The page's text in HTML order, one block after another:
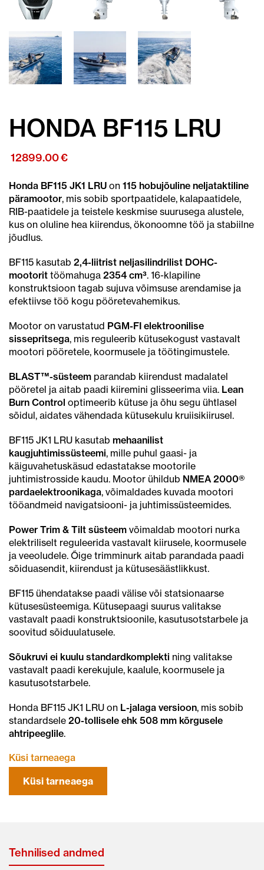
HONDA BF115 LRU
12899.00€
Honda BF115 JK1 LRU on 115 hobujõuline neljataktiline
päramootor, mis sobib sportpaatidele, kalapaatidele,
RIB-paatidele ja teistele keskmise suurusega alustele,
kus on oluline hea kiirendus, ökonoomne töö ja stabiilne
jõudlus.
BF115 kasutab 2,4-liitrist neljasilindrilist DOHC-
mootorit töömahuga 2354 cm³. 16-klapiline
konstruktsioon tagab sujuva võimsuse arendamise ja
efektiivse töö kogu pööretevahemikus.
Mootor on varustatud PGM-FI elektroonilise
sissepritsega, mis reguleerib kütusekogust vastavalt
mootori pööretele, koormusele ja töötingimustele.
BLAST™-süsteem parandab kiirendust madalatel
pööretel ja aitab paadi kiiremini glisseerima viia. Lean
Burn Control optimeerib kütuse ja õhu segu ühtlasel
sõidul, aidates vähendada kütusekulu kruiisikiirusel.
BF115 JK1 LRU kasutab mehaanilist
kaugjuhtimissüsteemi, mille puhul gaasi- ja
käiguvahetuskäsud edastatakse mootorile
juhtimistrosside kaudu. Mootor ühildub NMEA 2000®
pardaelektroonikaga, võimaldades kuvada mootori
tööandmeid navigatsiooni- ja juhtimissüsteemides.
Power Trim & Tilt süsteem võimaldab mootori nurka
elektriliselt reguleerida vastavalt kiirusele, koormusele
ja veeoludele. Õige trimminurk aitab parandada paadi
sõiduasendit, kiirendust ja kütusesäästlikkust.
BF115 ühendatakse paadi välise või statsionaarse
kütusesüsteemiga. Kütusepaagi suurus valitakse
vastavalt paadi konstruktsioonile, kasutusotstarbele ja
soovitud sõiduulatusele.
Sõukruvi ei kuulu standardkomplekti ning valitakse
vastavalt paadi kerekujule, kaalule, koormusele ja
kasutusotstarbele.
Honda BF115 JK1 LRU on L-jalaga versioon, mis sobib
standardsele 20-tollisele ehk 508 mm kõrgusele
ahtripeeglile.
Küsi tarneaega
Küsi tarneaega
Tehnilised andmed